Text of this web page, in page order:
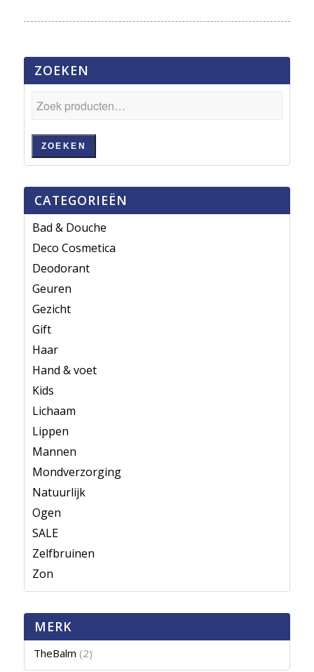
ZOEKEN
ZOEKEN
CATEGORIEËN
Bad & Douche
Deco Cosmetica
Deodorant
Geuren
Gezicht
Gift
Haar
Hand & voet
Kids
Lichaam
Lippen
Mannen
Mondverzorging
Natuurlijk
Ogen
SALE
Zelfbruinen
Zon
MERK
TheBalm (2)